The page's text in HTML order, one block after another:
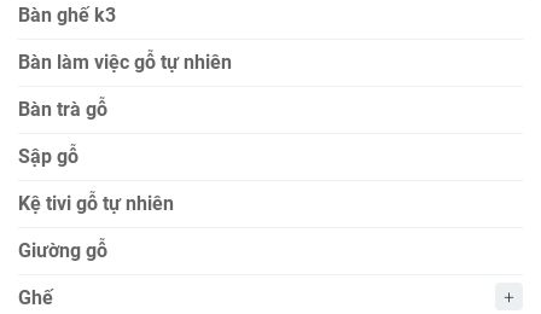
Bàn ghế k3
Bàn làm việc gỗ tự nhiên
Bàn trà gỗ
Sập gỗ
Kệ tivi gỗ tự nhiên
Giường gỗ
Ghế